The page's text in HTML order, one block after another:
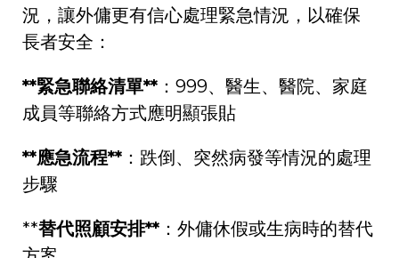
況，讓外傭更有信心處理緊急情況，以確保
長者安全：
**緊急聯絡清單** ： 999、醫生、醫院、家庭
成員等聯絡方式應明顯張貼
**應急流程** ：跌倒、突然病發等情況的處理
步驟
**替代照顧安排** ：外傭休假或生病時的替代